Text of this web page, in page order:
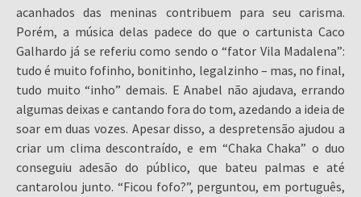
acanhados das meninas contribuem para seu carisma.
Porém, a música delas padece do que o cartunista Caco
Galhardo já se referiu como sendo o “fator Vila Madalena”:
tudo é muito fofinho, bonitinho, legalzinho – mas, no final,
tudo muito “inho” demais. E Anabel não ajudava, errando
algumas deixas e cantando fora do tom, azedando a ideia de
soar em duas vozes. Apesar disso, a despretensão ajudou a
criar um clima descontraído, e em “Chaka Chaka” o duo
conseguiu adesão do público, que bateu palmas e até
cantarolou junto. “Ficou fofo?”, perguntou, em português,